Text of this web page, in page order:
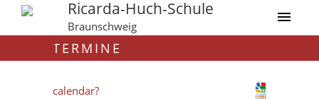
Ricarda-Huch-Schule
Braunschweig
TERMINE
calendar?